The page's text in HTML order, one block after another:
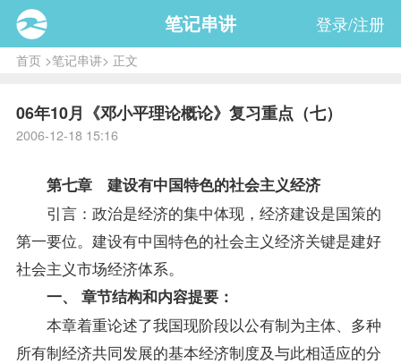
笔记串讲 登录/注册
首页>笔记串讲> 正文
06年10月《邓小平理论概论》复习重点（七）
2006-12-18 15:16
第七章 建设有中国特色的社会主义经济
引言：政治是经济的集中体现，经济建设是国策的
第一要位。建设有中国特色的社会主义经济关键是建好
社会主义市场经济体系。
一、 章节结构和内容提要：
本章着重论述了我国现阶段以公有制为主体、多种
所有制经济共同发展的基本经济制度及与此相适应的分